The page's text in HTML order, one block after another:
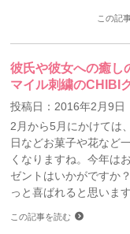
この記
彼氏や彼女への癒し
マイル刺繍のCHIBI
投稿日：2016年2月9日
2月から5月にかけては
日などお菓子や花など
くなりますね。今年は
ゼントはいかがですか
っと喜ばれると思います
この記事を読む